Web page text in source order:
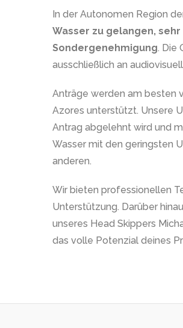
In der Autonomen Region
Wasser zu gelangen,
Sondergenehmigung. Die
ausschließlich an
Anträge werden am besten
Azores unterstützt. Unsere
Antrag abgelehnt wird und
Wasser mit den geringsten
anderen.
Wir bieten professionellen
Unterstützung. Darüber
unseres Head Skippers
das volle Potenzial deines